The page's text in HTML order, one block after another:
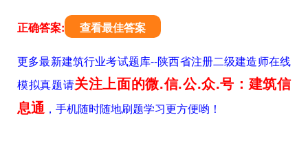
正确答案: 查看最佳答案
更多最新建筑行业考试题库--陕西省注册二级建造师在线
模拟真题请关注上面的微.信.公.众.号：建筑信
息通，手机随时随地刷题学习更方便哟！